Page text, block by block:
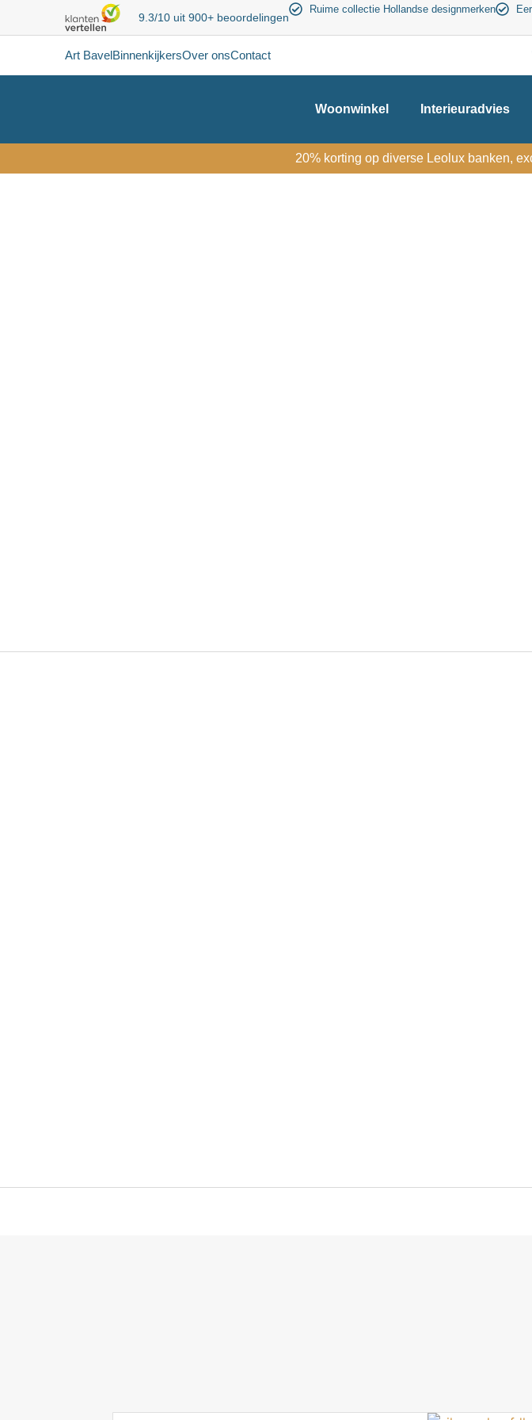
9.3/10 uit 900+ beoordelingen
Ruime collectie Hollandse designmerken
Art BavelBinnenkijkersOver onsContact
Woonwinkel Interieuradvies
20% korting op diverse Leolux banken,